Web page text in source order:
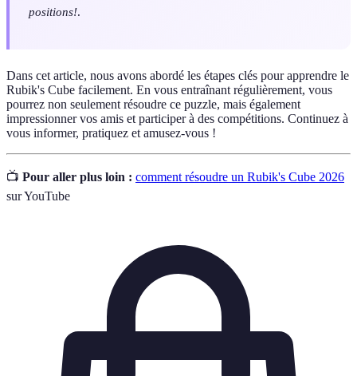
positions!.
Dans cet article, nous avons abordé les étapes clés pour apprendre le
Rubik's Cube facilement. En vous entraînant régulièrement, vous
pourrez non seulement résoudre ce puzzle, mais également
impressionner vos amis et participer à des compétitions. Continuez à
vous informer, pratiquez et amusez-vous !
📺 Pour aller plus loin : comment résoudre un Rubik's Cube 2026
sur YouTube